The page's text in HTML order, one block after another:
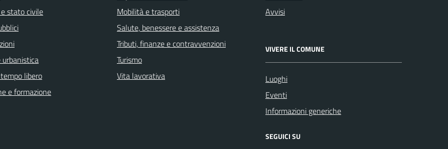
stato civile
libero
e formazione
Mobilità e trasporti
Salute, benessere e assistenza
Tributi, finanze e contravvenzioni
Turismo
Vita lavorativa
Avvisi
VIVERE IL COMUNE
Luoghi
Eventi
Informazioni generiche
SEGUICI SU